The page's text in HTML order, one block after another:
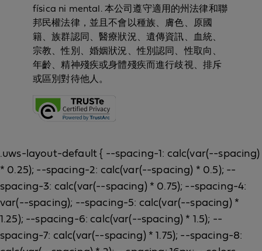
física ni mental. 本公司遵守適用的州法律和聯
邦民權法律，並且不會以種族、膚色、原國
籍、族群認同、醫療狀況、遺傳資訊、血統、
宗教、性別、婚姻狀況、性別認同、性取向、
年齡、精神殘疾或身體殘疾而進行歧視、排斥
或區別對待他人。